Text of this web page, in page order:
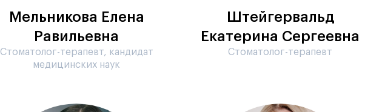
Мельникова Елена
Равильевна
Стоматолог-терапевт, кандидат
медицинских наук
Штейгервальд
Екатерина Сергеевна
Стоматолог-терапевт